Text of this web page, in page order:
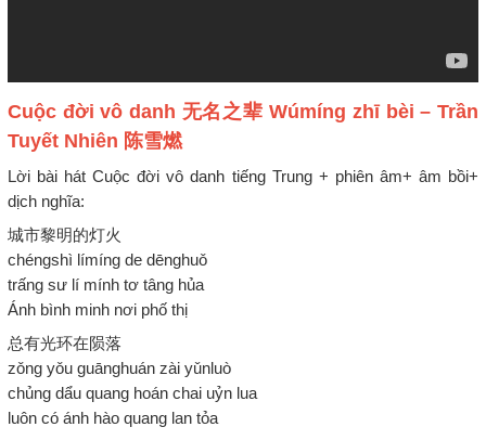
Cuộc đời vô danh 无名之辈 Wúmíng zhī bèi – Trần
Tuyết Nhiên 陈雪燃
Lời bài hát Cuộc đời vô danh tiếng Trung + phiên âm+ âm bồi+
dịch nghĩa:
城市黎明的灯火
chéngshì límíng de dēnghuǒ
trấng sư lí mính tơ tâng hủa
Ánh bình minh nơi phố thị
总有光环在陨落
zǒng yǒu guānghuán zài yǔnluò
chủng dẩu quang hoán chai uỷn lua
luôn có ánh hào quang lan tỏa